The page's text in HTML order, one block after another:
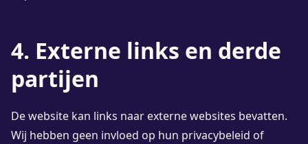
4. Externe links en derde
partijen
De website kan links naar externe websites bevatten.
Wij hebben geen invloed op hun privacybeleid of